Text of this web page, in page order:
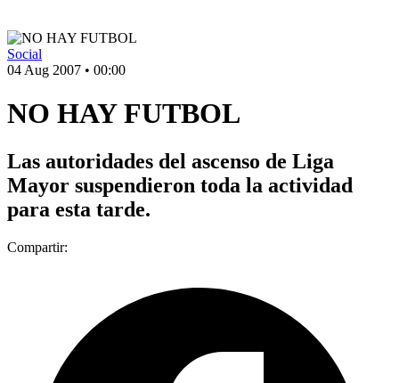
Social
04 Aug 2007 • 00:00
NO HAY FUTBOL
Las autoridades del ascenso de Liga
Mayor suspendieron toda la actividad
para esta tarde.
Compartir: